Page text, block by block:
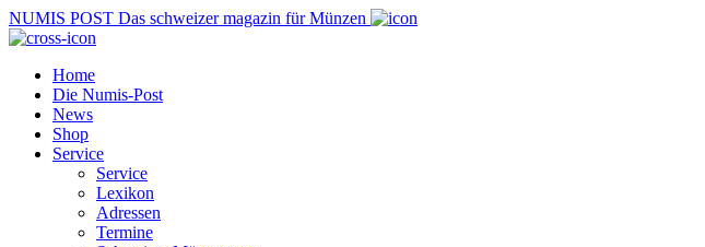
NUMIS POST Das schweizer magazin für Münzen
Home
Die Numis-Post
News
Shop
Service
Service
Lexikon
Adressen
Termine